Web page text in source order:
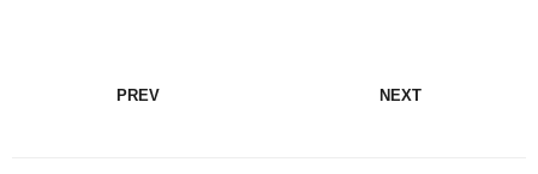
PREV NEXT